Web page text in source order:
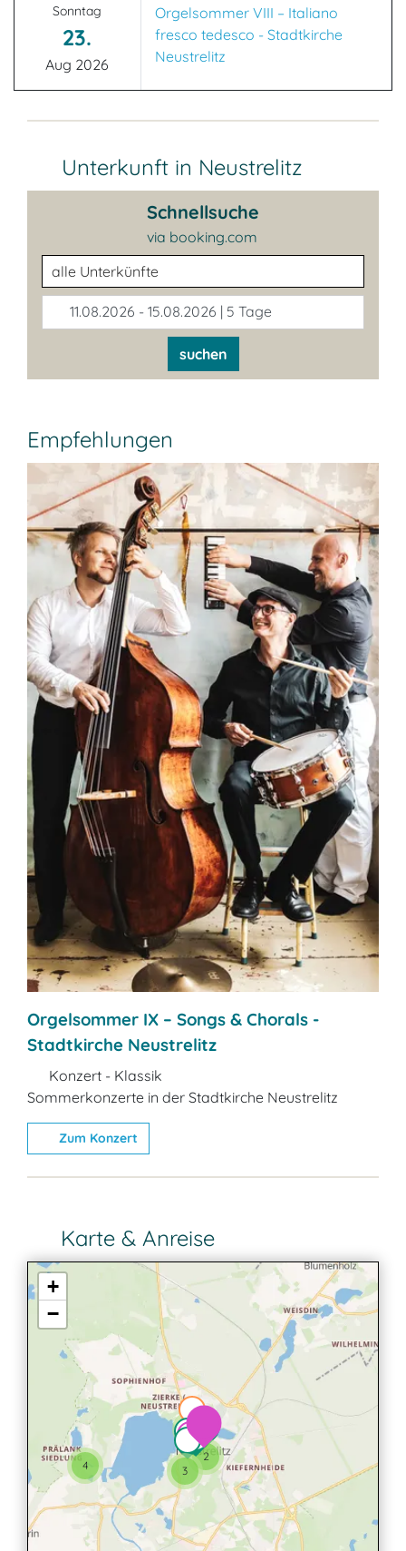
Sonntag
23.
Aug 2026
Orgelsommer VIII – Italiano
fresco tedesco - Stadtkirche
Neustrelitz
Unterkunft in Neustrelitz
Schnellsuche
via booking.com
Unterkunftsart
11.08.2026 - 15.08.2026 | 5 Tage
suchen
Empfehlungen
Orgelsommer IX – Songs & Chorals -
Stadtkirche Neustrelitz
Konzert - Klassik
Sommerkonzerte in der Stadtkirche Neustrelitz
Zum Konzert
Karte & Anreise
4
2
3
2
+
−